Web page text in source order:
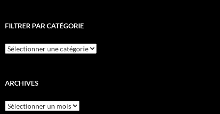
FILTRER PAR CATÉGORIE
Filtrer
par
ARCHIVES
Archives